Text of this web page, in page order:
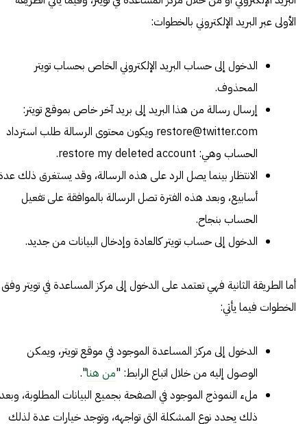
الأولى عبر البريد الإلكتروني بالخطوات:
الدخول إلى حساب البريد الإلكتروني الخاص بحساب تويتر
المحذوف.
إرسال رسالة من هذا البريد إلى بريد آخر خاص بموقع تويتر:
restore@twitter.com ويكون محتوى الرسالة طلب استرداد
الحساب وهي: restore my deleted account.
الانتظار بينما يصل الرد على هذه الرسالة، وقد يستغرق ذلك
أسابيع، وبعد هذه الفترة تصل الرسالة بالموافقة على تفعيل
الحساب بنجاح.
الدخول إلى حساب تويتر كالعادة وإدخال البيانات من جديد.
أما الطريقة الثانية فهي تعتمد على الدخول إلى مركز المساعدة في تويتر وفق
الخطوات فيما يأتي:
الدخول إلى مركز المساعدة الموجود في موقع تويتر، ويمكن
الوصول إليه من خلال اتباع الرابط: "من هنا".
ملء النموذج الموجود في الصفحة بجميع البيانات المطلوبة، وبعد
ذلك يحدد نوع المشكلة التي تواجهه، وتوجد خيارات عدة لذلك